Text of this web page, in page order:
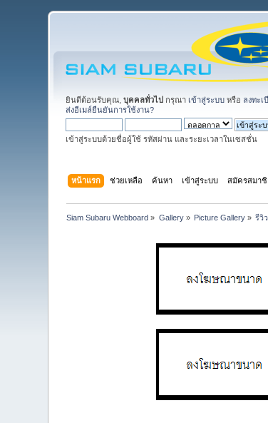
ยินดีต้อนรับคุณ,บุคคลทั่วไป กรุณา เข้าสู่ระบบ หรือ ลงทะเ
ส่งอีเมล์ยืนยันการใช้งาน?
เข้าสู่ระบบด้วยชื่อผู้ใช้ รหัสผ่าน และระยะเวลาในเซสชั่น
หน้าแรก ช่วยเหลือ ค้นหา เข้าสู่ระบบ สมัครสมาชิ
Siam Subaru Webboard » Gallery» Picture Gallery » รีวิ